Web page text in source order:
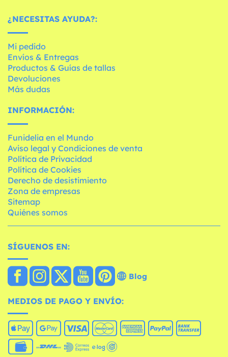
¿NECESITAS AYUDA?:
Mi pedido
Envíos & Entregas
Productos & Guías de tallas
Devoluciones
Más dudas
INFORMACIÓN:
Funidelia en el Mundo
Aviso legal y Condiciones de venta
Política de Privacidad
Política de Cookies
Derecho de desistimiento
Zona de empresas
Sitemap
Quiénes somos
SÍGUENOS EN:
Blog
MEDIOS DE PAGO Y ENVÍO: